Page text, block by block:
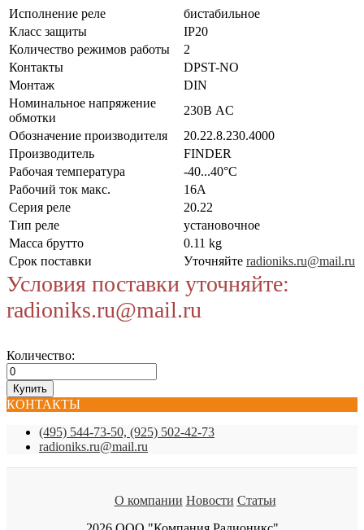
Исполнение реле
бистабильное
Класс защиты
IP20
Количество режимов работы
2
Контакты
DPST-NO
Монтаж
DIN
Номинальное напряжение
обмотки
230В AC
Обозначение производителя
20.22.8.230.4000
Производитель
FINDER
Рабочая температура
-40...40°C
Рабочий ток макс.
16А
Серия реле
20.22
Тип реле
установочное
Масса брутто
0.11 kg
Срок поставки
Уточняйте radioniks.ru@mail.ru
Условия поставки уточняйте:
radioniks.ru@mail.ru
Количество:
КОНТАКТЫ
(495) 544-73-50, (925) 502-42-73
radioniks.ru@mail.ru
О компании Новости Статьи